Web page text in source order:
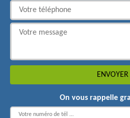
On vous rappelle